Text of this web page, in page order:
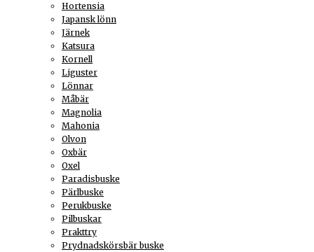
Hortensia
Japansk lönn
Järnek
Katsura
Kornell
Liguster
Lönnar
Måbär
Magnolia
Mahonia
Olvon
Oxbär
Oxel
Paradisbuske
Pärlbuske
Perukbuske
Pilbuskar
Prakttry
Prydnadskörsbär buske